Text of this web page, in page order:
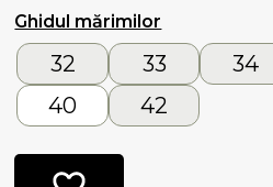
Ghidul mărimilor
32 33 34
40
42